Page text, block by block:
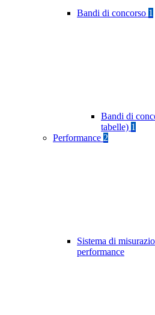
Bandi di concorso 1
Bandi di
tabelle) 1
Performance 2
Sistema di
performance